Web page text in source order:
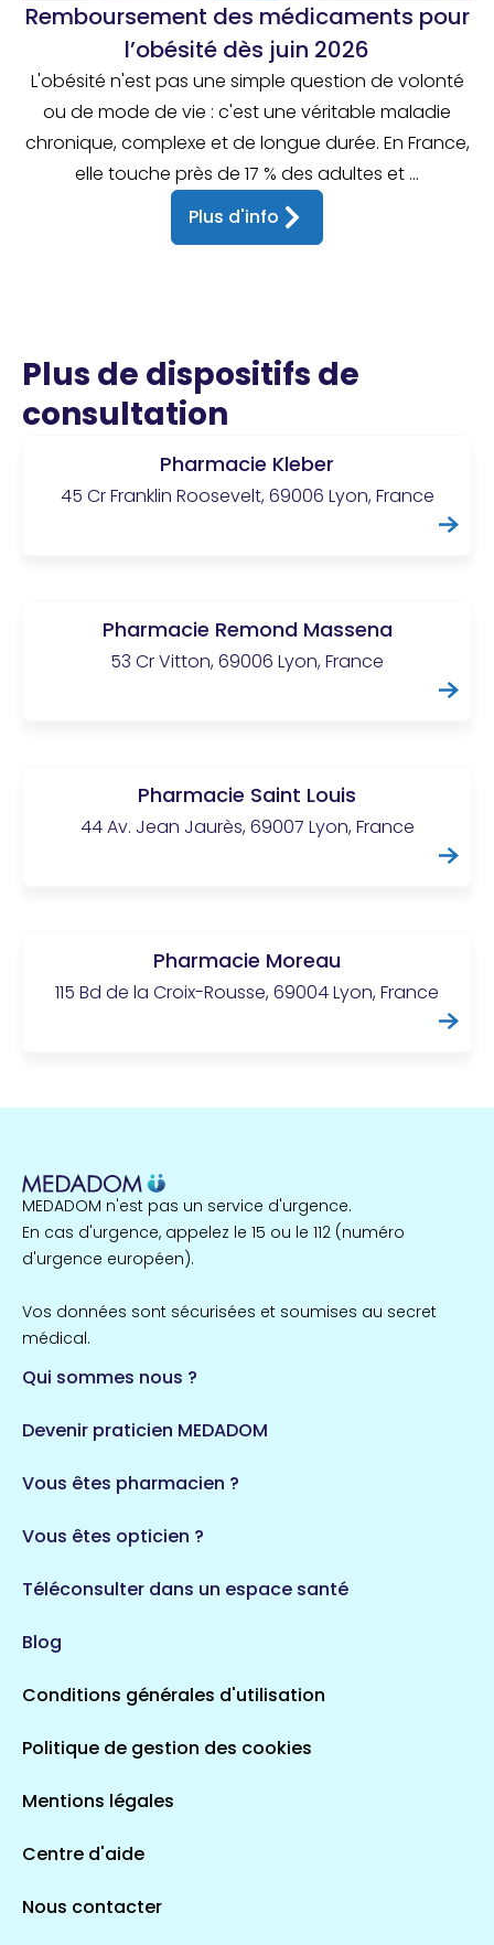
Remboursement des médicaments pour
l’obésité dès juin 2026
L'obésité n'est pas une simple question de volonté
ou de mode de vie : c'est une véritable maladie
chronique, complexe et de longue durée. En France,
elle touche près de 17 % des adultes et ...
Plus d'info
Plus de dispositifs de
consultation
Pharmacie Kleber
45 Cr Franklin Roosevelt, 69006 Lyon, France
Pharmacie Remond Massena
53 Cr Vitton, 69006 Lyon, France
Pharmacie Saint Louis
44 Av. Jean Jaurès, 69007 Lyon, France
Pharmacie Moreau
115 Bd de la Croix-Rousse, 69004 Lyon, France
MEDADOM n'est pas un service d'urgence.
En cas d'urgence, appelez le 15 ou le 112 (numéro
d'urgence européen).
Vos données sont sécurisées et soumises au secret
médical.
Qui sommes nous ?
Devenir praticien MEDADOM
Vous êtes pharmacien ?
Vous êtes opticien ?
Téléconsulter dans un espace santé
Blog
Conditions générales d'utilisation
Politique de gestion des cookies
Mentions légales
Centre d'aide
Nous contacter